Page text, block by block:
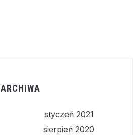
ARCHIWA
styczeń 2021
sierpień 2020